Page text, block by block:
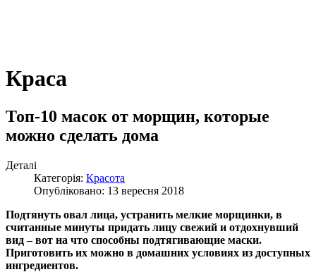
Краса
Топ-10 масок от морщин, которые
можно сделать дома
Деталі
Категорія: Красота
Опубліковано: 13 вересня 2018
Подтянуть овал лица, устранить мелкие морщинки, в
считанные минуты придать лицу свежий и отдохнувший
вид – вот на что способны подтягивающие маски.
Приготовить их можно в домашних условиях из доступных
ингредиентов.